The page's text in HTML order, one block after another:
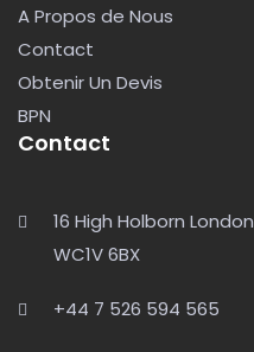
A Propos de Nous
Contact
Obtenir Un Devis
BPN
Contact
16 High Holborn London
WC1V 6BX
+44 7 526 594 565